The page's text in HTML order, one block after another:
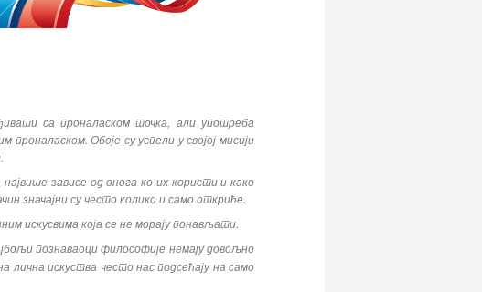
са проналаском точка, али употреба
Обоје су успели у својој мисији
зависе од онога ко их користи и како
значајни су често колико и само откриће.
искусвима која се не морају понављати.
познаваоци философије немају довољно
искуства често нас подсећају на само